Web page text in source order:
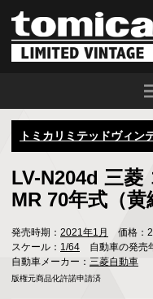
トミカリミテッドヴィン
LV-N204d 三
MR 70年式（黄
発売時期： 2021年1月
価格：
スケール： 1/64 自動車の発売
自動車メーカー： 三菱自動車
版権元商品化許諾申請済